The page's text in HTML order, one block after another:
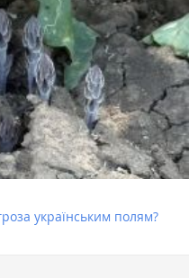
українським полям?